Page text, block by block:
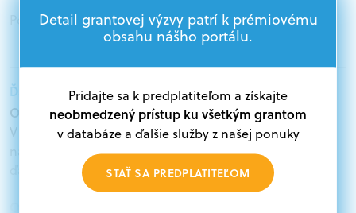
Podnikatelia, Samospráva, Mimovládne organizácie
Ďalšie informácie:
Oprávnení žiadatelia:
V databáze grantov a dotácií na portáli Grantexpert.sk
nájdete aktuálne výzvy z eurofondov, plánu obnovy a
ďalších zdrojov.
Detail grantovej výzvy patrí k prémiovému
obsahu nášho portálu.
Pridajte sa k predplatiteľom a získajte
neobmedzený prístup ku všetkým grantom
v databáze a ďalšie služby z našej ponuky
STAŤ SA PREDPLATITEĽOM